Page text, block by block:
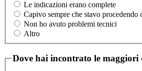
Le indicazioni erano complete
Capivo sempre che stavo procedendo
Non ho avuto problemi tecnici
Altro
Dove hai incontrato le maggiori